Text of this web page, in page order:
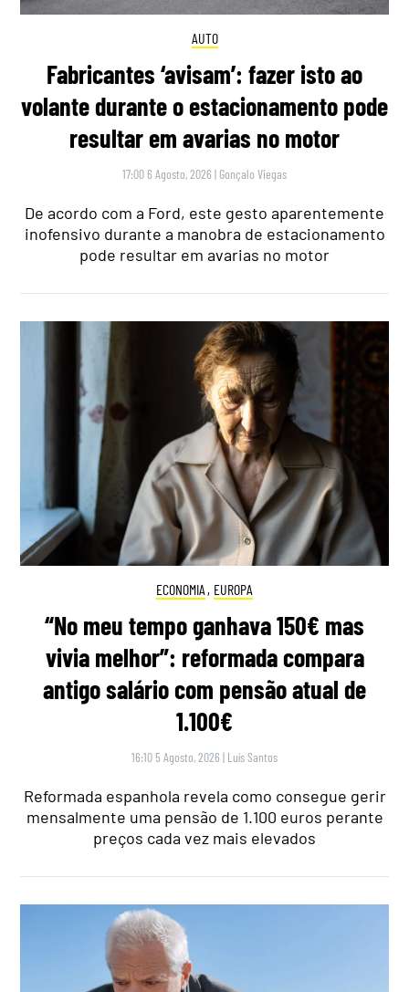
AUTO
Fabricantes ‘avisam’: fazer isto ao
volante durante o estacionamento pode
resultar em avarias no motor
17:00 6 Agosto, 2026 | Gonçalo Viegas
De acordo com a Ford, este gesto aparentemente
inofensivo durante a manobra de estacionamento
pode resultar em avarias no motor
ECONOMIA , EUROPA
“No meu tempo ganhava 150€ mas
vivia melhor”: reformada compara
antigo salário com pensão atual de
1.100€
16:10 5 Agosto, 2026 | Luís Santos
Reformada espanhola revela como consegue gerir
mensalmente uma pensão de 1.100 euros perante
preços cada vez mais elevados